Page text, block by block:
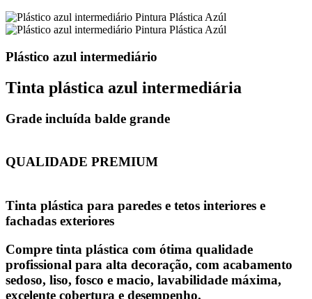
Plástico azul intermediário
Tinta plástica azul intermediária
Grade incluída balde grande
QUALIDADE PREMIUM
Tinta plástica para paredes e tetos interiores e
fachadas exteriores
Compre tinta plástica com ótima qualidade
profissional para alta decoração, com acabamento
sedoso, liso, fosco e macio, lavabilidade máxima,
excelente cobertura e desempenho.